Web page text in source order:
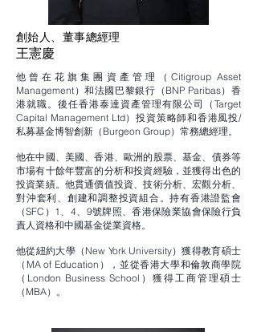
創始人、董事總經理
王憲慶
他曾在花旗集團資產管理（Citigroup Asset
Management）和法國巴黎銀行（BNP Paribas）香
港就職。後任香港泰達資產管理有限公司（Target
Capital Management Ltd）投資策略師和香港風投/
私募基金博智創新（Burgeon Group）常務總經理。
他在中國、美國、香港、歐洲的股票、基金、債券等
市場有十餘年豐富的分析和投資經驗，並獲得出色的
投資業績。他貫通價值投資、技術分析、宏觀分析、
對沖套利、創建和調整投資組合。持有香港證監會
（SFC）1、4、9號牌照、香港保險業協會保險行負
責人資格和中國基金從業資格。
他從紐約大學（New York University）獲得教育碩士
（MA of Education），並從香港大學和倫敦商學院
（London Business School）獲得工商管理碩士
（MBA）。